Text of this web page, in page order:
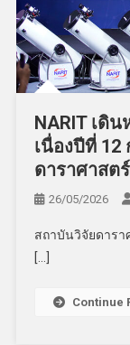
NARIT เดิ
เนื่องปีที่ 12
ดาราศาสต
26/05/2026
สถาบันวิจัยดาร
[…]
Continue